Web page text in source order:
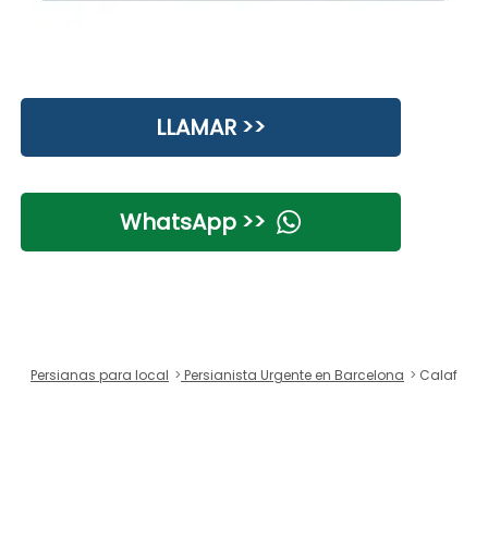
LLAMAR >>
WhatsApp >>
Persianas para local Persianista Urgente en Barcelona Calaf